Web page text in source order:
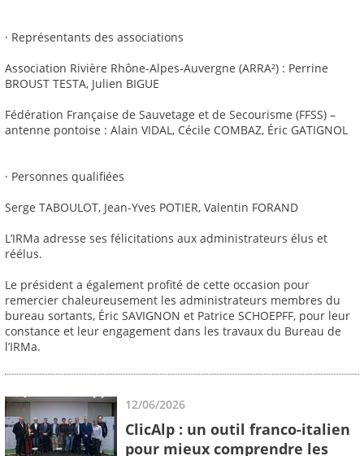
· Représentants des associations
Association Rivière Rhône-Alpes-Auvergne (ARRA²) : Perrine
BROUST TESTA, Julien BIGUE
Fédération Française de Sauvetage et de Secourisme (FFSS) –
antenne pontoise : Alain VIDAL, Cécile COMBAZ, Éric GATIGNOL
· Personnes qualifiées
Serge TABOULOT, Jean-Yves POTIER, Valentin FORAND
L’IRMa adresse ses félicitations aux administrateurs élus et
réélus.
Le président a également profité de cette occasion pour
remercier chaleureusement les administrateurs membres du
bureau sortants, Éric SAVIGNON et Patrice SCHOEPFF, pour leur
constance et leur engagement dans les travaux du Bureau de
l’IRMa.
12/06/2026
ClicAlp : un outil franco-italien
pour mieux comprendre les